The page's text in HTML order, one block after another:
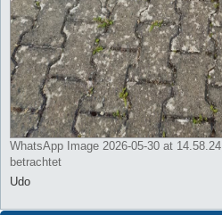
WhatsApp Image 2026-05-30 at
betrachtet
Udo